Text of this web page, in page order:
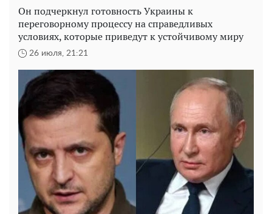
Он подчеркнул готовность Украины к
переговорному процессу на справедливых
условиях, которые приведут к устойчивому миру
26 июля, 21:21